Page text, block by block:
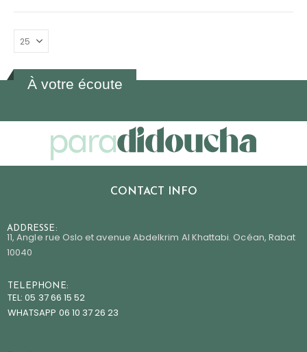
À votre écoute
CONTACT INFO
ADDRESSE:
11, Angle rue Oslo et avenue Abdelkrim Al Khattabi. Océan, Rabat
10040
TELEPHONE:
TEL: 05 37 66 15 52
WHATSAPP 06 10 37 26 23